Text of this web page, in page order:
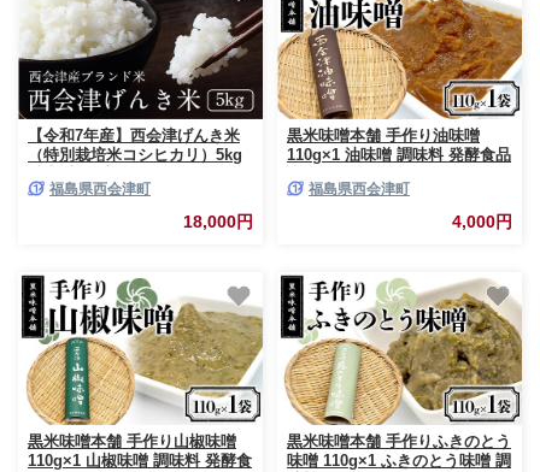
【令和7年産】西会津げんき米
（特別栽培米コシヒカリ）5kg
ん 福島県 西会津町 F4D-0025
福島県西会津町
18,000円
黒米味噌本舗 手作り油味噌
110g×1 油味噌 調味料 発酵食品
福島県西会津町
4,000円
黒米味噌本舗 手作り山椒味噌
110g×1 山椒味噌 調味料 発酵食
黒米味噌本舗 手作りふきのとう
味噌 110g×1 ふきのとう味噌 調